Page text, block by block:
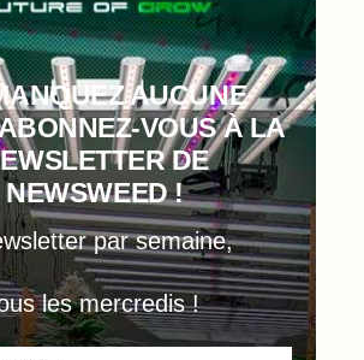
AUCUNE
VOUS À LA
DE
NEWSWEED !
par semaine,
les mercredis !